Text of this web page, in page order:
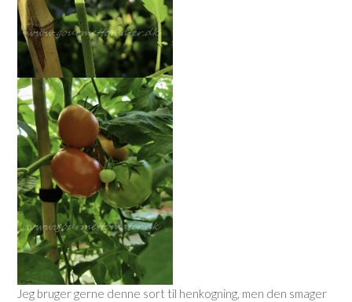
Jeg bruger gerne denne sort til henkogning, men den smager